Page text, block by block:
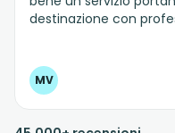
destinazione con
MV